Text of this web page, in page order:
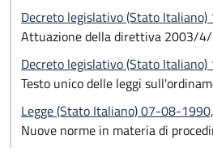
Decreto legislativo (Stato
Attuazione della direttiva 2003/4/
Decreto legislativo (Stato
Testo unico delle leggi
Legge (Stato Italiano) 07-08-
Nuove norme in materia di